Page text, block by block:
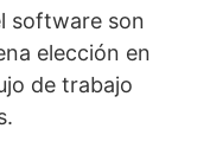
software son
elección en
de trabajo